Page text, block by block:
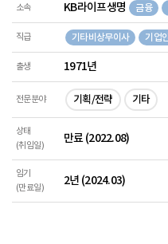
소속 KB라이프생명 금융
직급 기타비상무이사 기업인
출생 1971년
전문분야 기획/전략 기타
상태
(취임일)
만료 (2022.08)
임기
(만료일)
2년 (2024.03)